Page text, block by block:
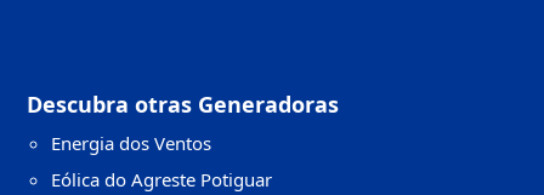
Descubra otras Generadoras
Energia dos Ventos
Eólica do Agreste Potiguar